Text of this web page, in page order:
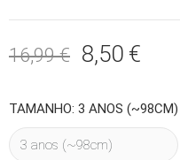
16,99 € 8,50 €
TAMANHO: 3 ANOS (~98CM)